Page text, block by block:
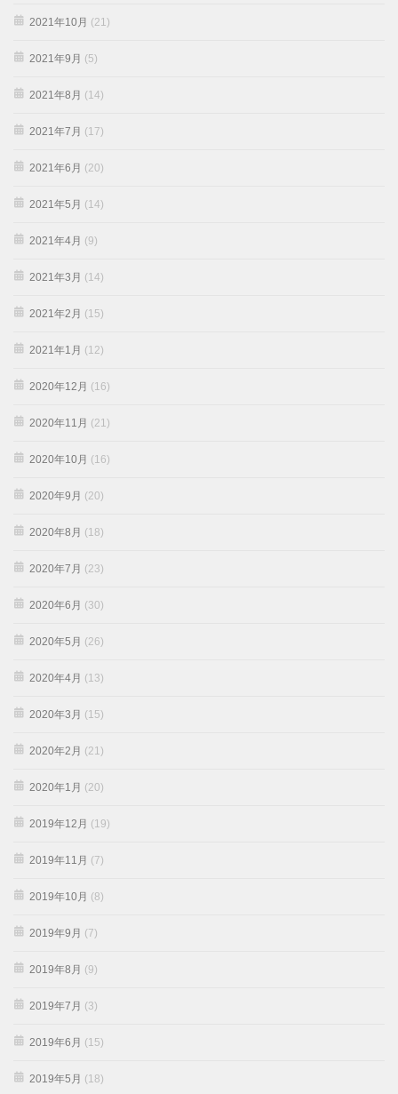
2021年10月 (21)
2021年9月 (5)
2021年8月 (14)
2021年7月 (17)
2021年6月 (20)
2021年5月 (14)
2021年4月 (9)
2021年3月 (14)
2021年2月 (15)
2021年1月 (12)
2020年12月 (16)
2020年11月 (21)
2020年10月 (16)
2020年9月 (20)
2020年8月 (18)
2020年7月 (23)
2020年6月 (30)
2020年5月 (26)
2020年4月 (13)
2020年3月 (15)
2020年2月 (21)
2020年1月 (20)
2019年12月 (19)
2019年11月 (7)
2019年10月 (8)
2019年9月 (7)
2019年8月 (9)
2019年7月 (3)
2019年6月 (15)
2019年5月 (18)